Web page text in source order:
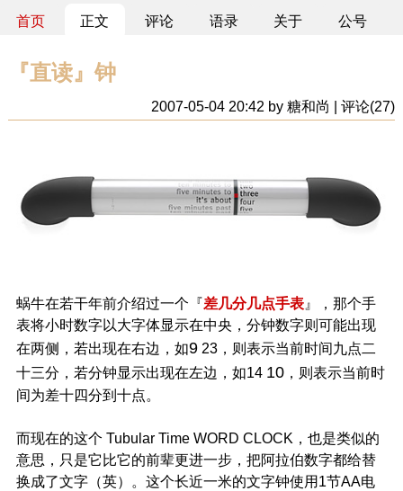
首页 正文 评论 语录 关于 公号
『直读』钟
2007-05-04 20:42 by 糖和尚 | 评论(27)
蜗牛在若干年前介绍过一个『差几分几点手表』，那个手
表将小时数字以大字体显示在中央，分钟数字则可能出现
在两侧，若出现在右边，如923，则表示当前时间九点二
十三分，若分钟显示出现在左边，如14 10，则表示当前时
间为差十四分到十点。
而现在的这个 Tubular Time WORD CLOCK，也是类似的
意思，只是它比它的前辈更进一步，把阿拉伯数字都给替
换成了文字（英）。这个长近一米的文字钟使用1节AA电